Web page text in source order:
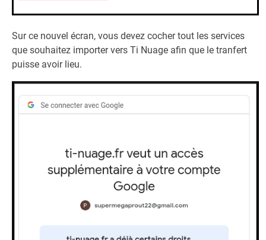
Sur ce nouvel écran, vous devez cocher tout les services
que souhaitez importer vers Ti Nuage afin que le tranfert
puisse avoir lieu.